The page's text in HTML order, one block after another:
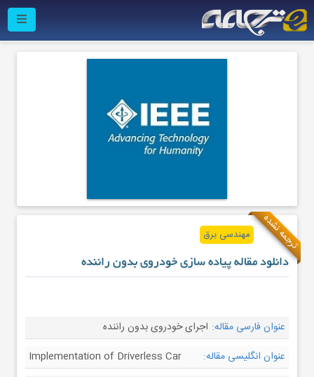
ترجمه نشده مهندسی برق
دانلود مقاله پیاده سازی خودروی بدون راننده
عنوان فارسی مقاله: اجرای خودروی بدون راننده
عنوان انگلیسی مقاله:
Implementation of Driverless Car